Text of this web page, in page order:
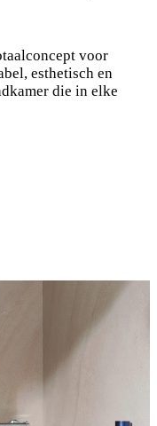
voor
esthetisch en
die in elke